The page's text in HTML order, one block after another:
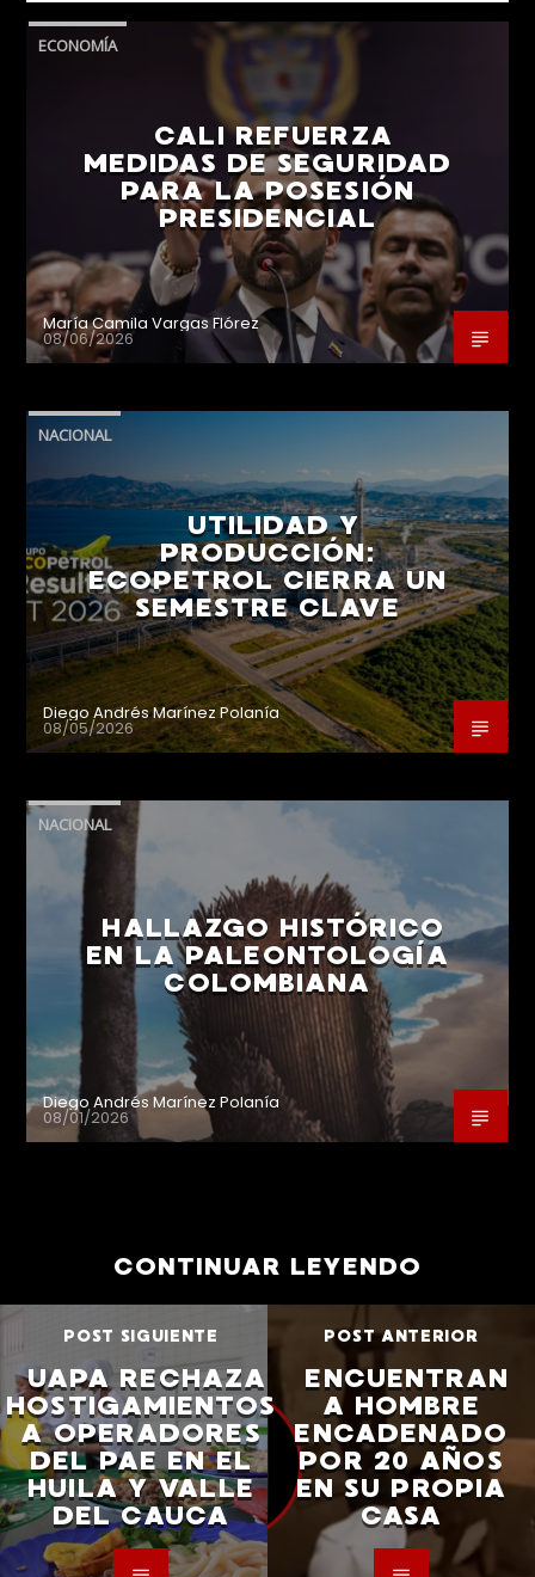
ECONOMÍA
CALI REFUERZA
MEDIDAS DE SEGURIDAD
PARA LA POSESIÓN
PRESIDENCIAL
María Camila Vargas Flórez
08/06/2026
NACIONAL
UTILIDAD Y
PRODUCCIÓN:
ECOPETROL CIERRA UN
SEMESTRE CLAVE
Diego Andrés Marínez Polanía
08/05/2026
NACIONAL
HALLAZGO HISTÓRICO
EN LA PALEONTOLOGÍA
COLOMBIANA
Diego Andrés Marínez Polanía
08/01/2026
CONTINUAR LEYENDO
POST SIGUIENTE
UAPA RECHAZA
HOSTIGAMIENTOS
A OPERADORES
DEL PAE EN EL
HUILA Y VALLE
DEL CAUCA
POST ANTERIOR
ENCUENTRAN
A HOMBRE
ENCADENADO
POR 20 AÑOS
EN SU PROPIA
CASA